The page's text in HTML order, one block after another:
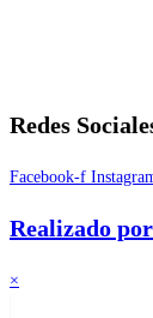
Redes
Facebook-f
Realizado
×